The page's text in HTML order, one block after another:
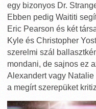
egy bizonyos Dr.
Ebben pedig Waititi
Eric Pearson és két
Kyle és Christopher
szerelmi szál
mondani, de sajnos ez
Alexandert vagy
a megírt szerepüket